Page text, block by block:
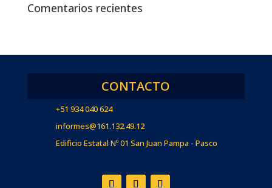
Comentarios recientes
CONTACTO
+51 934 040 624
informes@161.132.49.12
Edificio Estatal Nº 01 San Juan Pampa - Pasco